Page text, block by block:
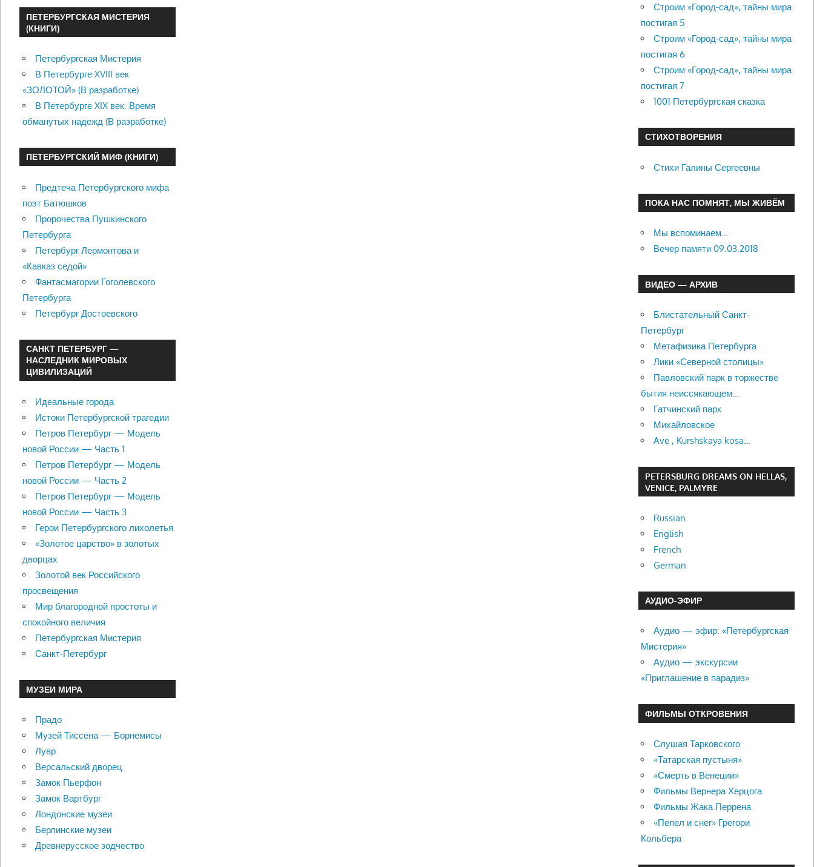
ПЕТЕРБУРГСКАЯ МИСТЕРИЯ
(КНИГИ)
Петербургская Мистерия
В Петербурге XVIII век
«ЗОЛОТОЙ» (В разработке)
В Петербурге XIX век. Время
обманутых надежд (В разработке)
ПЕТЕРБУРГСКИЙ МИФ (КНИГИ)
Предтеча Петербургского мифа
поэт Батюшков
Пророчества Пушкинского
Петербурга
Петербург Лермонтова и
«Кавказ седой»
Фантасмагории Гоголевского
Петербурга
Петербург Достоевского
САНКТ ПЕТЕРБУРГ —
НАСЛЕДНИК МИРОВЫХ
ЦИВИЛИЗАЦИЙ
Идеальные города
Истоки Петербургской трагедии
Петров Петербург — Модель
новой России — Часть 1
Петров Петербург — Модель
новой России — Часть 2
Петров Петербург — Модель
новой России — Часть 3
Герои Петербургского лихолетья
«Золотое царство» в золотых
дворцах
Золотой век Российского
просвещения
Мир благородной простоты и
спокойного величия
Петербургская Мистерия
Санкт-Петербург
МУЗЕИ МИРА
Прадо
Музей Тиссена — Борнемисы
Лувр
Версальский дворец
Замок Пьерфон
Замок Вартбург
Лондонские музеи
Берлинские музеи
Древнерусское зодчество
Строим «Город-сад», тайны мира
постигая 5
Строим «Город-сад», тайны мира
постигая 6
Строим «Город-сад», тайны мира
постигая 7
1001 Петербургская сказка
СТИХОТВОРЕНИЯ
Стихи Галины Сергеевны
ПОКА НАС ПОМНЯТ, МЫ ЖИВЁМ
Мы вспоминаем…
Вечер памяти 09.03.2018
ВИДЕО — АРХИВ
Блистательный Санкт-
Петербург
Метафизика Петербурга
Лики «Северной столицы»
Павловский парк в торжестве
бытия неиссякающем…
Гатчинский парк
Михайловское
Ave , Kurshskaya kosa…
PETERSBURG DREAMS ON HELLAS,
VENICE, PALMYRE
Russian
English
French
German
АУДИО-ЭФИР
Аудио — эфир: «Петербургская
Мистерия»
Аудио — экскурсии
«Приглашение в парадиз»
ФИЛЬМЫ ОТКРОВЕНИЯ
Слушая Тарковского
«Татарская пустыня»
«Смерть в Венеции»
Фильмы Вернера Херцога
Фильмы Жака Перрена
«Пепел и снег» Грегори
Кольбера